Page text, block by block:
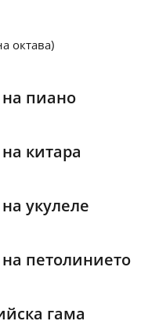
октава)
пиано
китара
укулеле
петолинието
гама